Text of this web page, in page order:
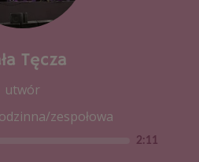
Tęcza
utwór
zespołowa
2:11